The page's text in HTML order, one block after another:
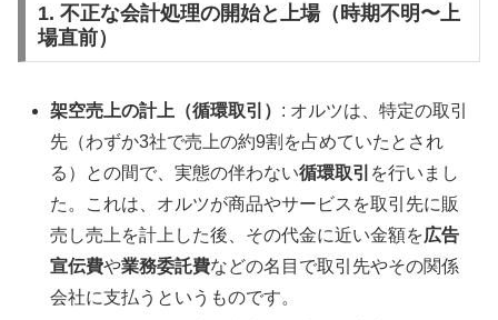
1. 不正な会計処理の開始と上場（時期不明〜上
場直前）
架空売上の計上（循環取引） : オルツは、特定の取引
先（わずか3社で売上の約9割を占めていたとされ
る）との間で、実態の伴わない循環取引 を行いまし
た。これは、オルツが商品やサービスを取引先に販
売し売上を計上した後、その代金に近い金額を広告
宣伝費や業務委託費などの名目で取引先やその関係
会社に支払うというものです。